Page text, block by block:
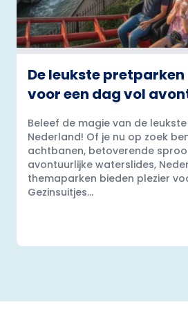
De leukste
voor een dag vol
Beleef de magie van de
Nederland! Of je nu op zoek
achtbanen, betoverende
avontuurlijke waterslides,
themaparken bieden plezier
Gezinsuitjes...